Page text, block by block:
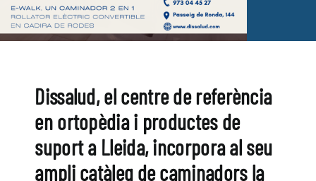
Dissalud,el centre de referència
en ortopèdia i productes de
suport a Lleida, incorpora al seu
ampli catàleg de caminadors la